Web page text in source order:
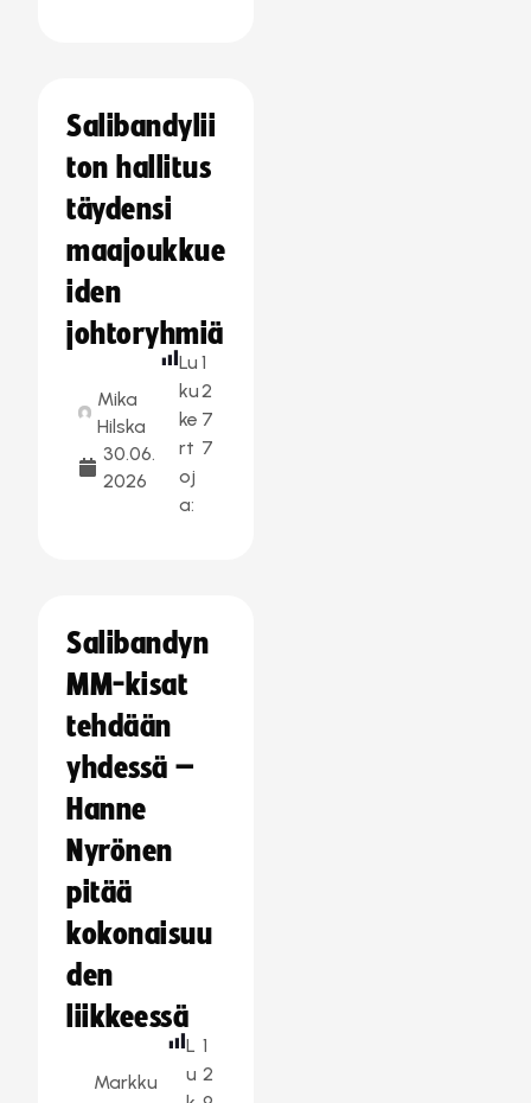
Salibandylii
ton hallitus
täydensi
maajoukkue
iden
johtoryhmiä
Mika
Hilska
30.06.
2026
Lu
ku
ke
rt
oj
a:
1
2
7
7
Salibandyn
MM-kisat
tehdään
yhdessä –
Hanne
Nyrönen
pitää
kokonaisuu
den
liikkeessä
Markku
L
u
1
2